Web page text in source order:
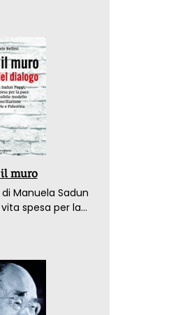
muro
Manuela Sadun
spesa per la